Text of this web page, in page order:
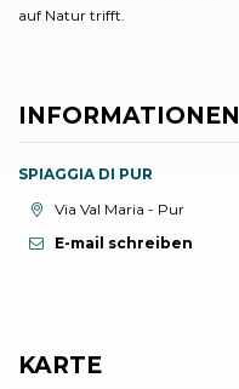
auf Natur trifft.
INFORMATIONEN
SPIAGGIA DI PUR
aria.location:
Via Val Maria - Pur
E-mail schreiben
KARTE